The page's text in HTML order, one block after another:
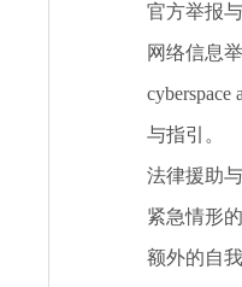
官方举报
网络信息
与指引。
法律援助
紧急情形
额外的自